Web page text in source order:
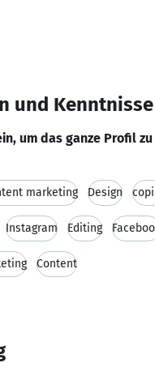
und Kenntnisse
um das ganze Profil
marketing Design
Instagram Editing
Content